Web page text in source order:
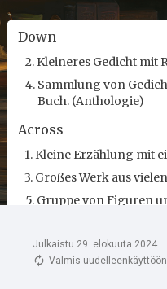
Julkaistu 29. elokuuta 2024
Valmis uudelleenkäyttöön